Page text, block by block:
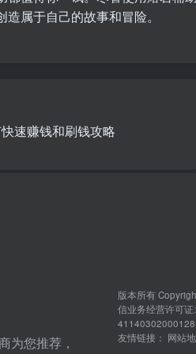
属于自己的故事和冒险。
速赚钱和刷钱攻略
为您推荐，
版本所有
信业务经营许可
友情链接： 网站